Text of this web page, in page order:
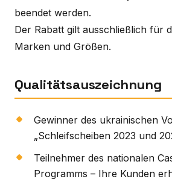
beendet werden.
Der Rabatt gilt ausschließlich für
Marken und Größen.
Qualitätsauszeichnung
Gewinner des ukrainischen
„Schleifscheiben 2023 und
Teilnehmer des nationalen
Programms – Ihre Kunden